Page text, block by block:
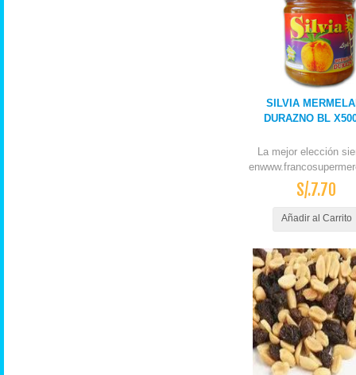
SILVIA
DURAZNO BL
La mejor elección
S/.7.70
Añadir al Carrito